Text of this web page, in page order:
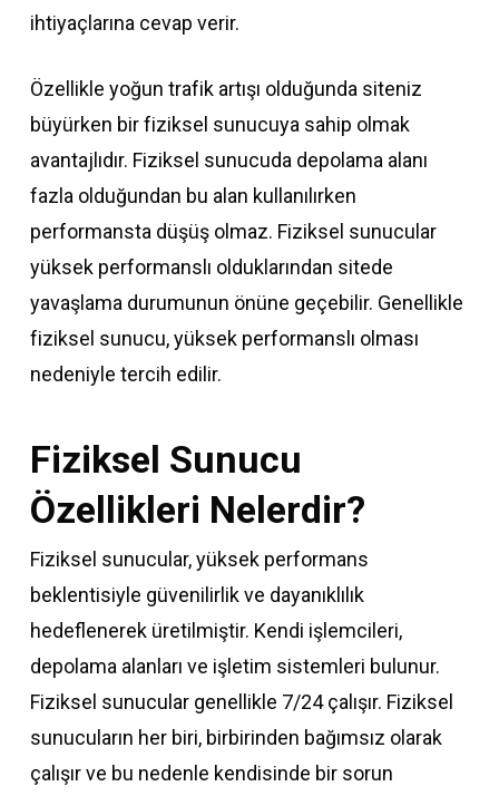
ihtiyaçlarına cevap verir.
Özellikle yoğun trafik artışı olduğunda siteniz
büyürken bir fiziksel sunucuya sahip olmak
avantajlıdır. Fiziksel sunucuda depolama alanı
fazla olduğundan bu alan kullanılırken
performansta düşüş olmaz. Fiziksel sunucular
yüksek performanslı olduklarından sitede
yavaşlama durumunun önüne geçebilir. Genellikle
fiziksel sunucu, yüksek performanslı olması
nedeniyle tercih edilir.
Fiziksel Sunucu
Özellikleri Nelerdir?
Fiziksel sunucular, yüksek performans
beklentisiyle güvenilirlik ve dayanıklılık
hedeflenerek üretilmiştir. Kendi işlemcileri,
depolama alanları ve işletim sistemleri bulunur.
Fiziksel sunucular genellikle 7/24 çalışır. Fiziksel
sunucuların her biri, birbirinden bağımsız olarak
çalışır ve bu nedenle kendisinde bir sorun